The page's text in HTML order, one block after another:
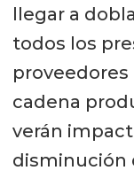
llegar a
todos los
cadena
verán
disminución